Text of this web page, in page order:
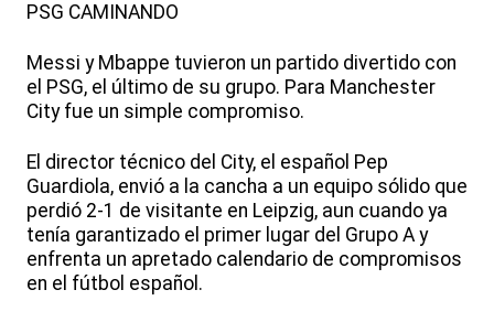
PSG CAMINANDO
Messi y Mbappe tuvieron un partido divertido con
el PSG, el último de su grupo. Para Manchester
City fue un simple compromiso.
El director técnico del City, el español Pep
Guardiola, envió a la cancha a un equipo sólido que
perdió 2-1 de visitante en Leipzig, aun cuando ya
tenía garantizado el primer lugar del Grupo A y
enfrenta un apretado calendario de compromisos
en el fútbol español.